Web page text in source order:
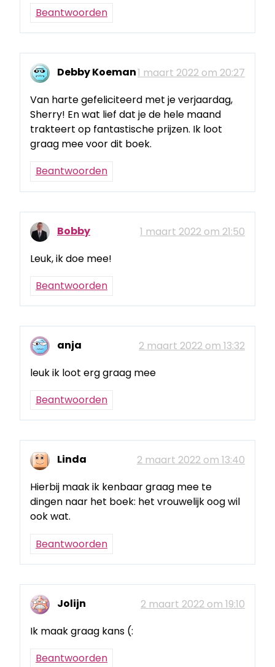
Beantwoorden
Debby Koeman1 maart 2022 om 20:27
Van harte gefeliciteerd met je verjaardag,
Sherry! En wat lief dat je de hele maand
trakteert op fantastische prijzen. Ik loot
graag mee voor dit boek.
Beantwoorden
Bobby
1 maart 2022 om 21:50
Leuk, ik doe mee!
Beantwoorden
anja
2 maart 2022 om 13:32
leuk ik loot erg graag mee
Beantwoorden
Linda
2 maart 2022 om 13:40
Hierbij maak ik kenbaar graag mee te
dingen naar het boek: het vrouwelijk oog wil
ook wat.
Beantwoorden
Jolijn
2 maart 2022 om 19:10
Ik maak graag kans (:
Beantwoorden